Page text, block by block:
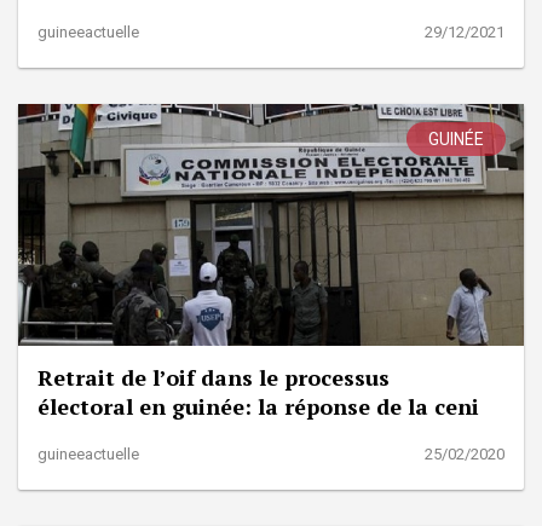
guineeactuelle 29/12/2021
GUINÉE
Retrait de l’oif dans le processus
électoral en guinée: la réponse de la ceni
guineeactuelle 25/02/2020